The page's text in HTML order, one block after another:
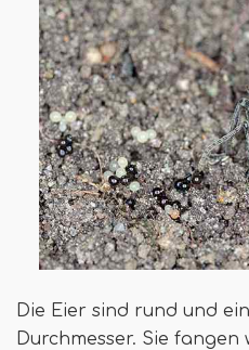
Die Eier sind rund und
Durchmesser. Sie fangen